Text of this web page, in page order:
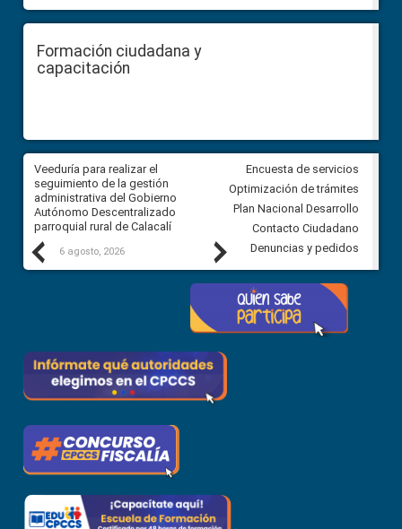
Formación ciudadana y
capacitación
Previous
Veeduría para realizar el
seguimiento de la gestión
administrativa del Gobierno
Autónomo Descentralizado
parroquial rural de Calacalí
6 agosto, 2026
Veeduría para vigilar los
derivados de la Audiencia
comunidad Urbina, parroquia
Carolina
5 agosto, 2026
Next
Encuesta de servicios
Optimización de trámites
Plan Nacional Desarrollo
Contacto Ciudadano
Denuncias y pedidos